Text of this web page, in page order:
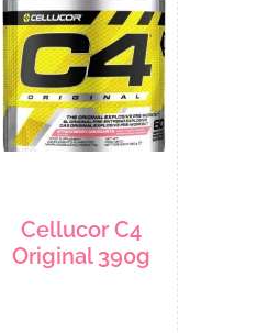
Cellucor C4
Original 390g